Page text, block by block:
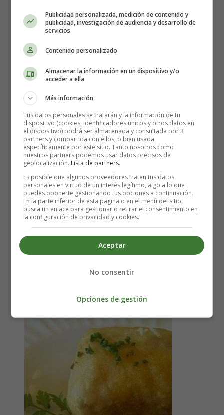
Para este plato vas a necesitar por ración: 100 gramos de
lentejas, 50 gramos dearroz , 1 cuarto decebolla
zanahoriapequeña, agua,aceite de oliva, un diente de
ajoy un poco de sal.
Cuece el arroz en una cazuela con el doble de agua, un
poco de sal y 1 diente de ajo pelado y entero.
Pon las lentejas en una olla, cúbrelas con agua y
sazónalas. Añade la zanahoria cortada en rodajas, la
cebolla en dados y un chorrito de aceite de oliva. Cuece a
Mezcla bien el arroz con las lentejas y listo para comer.
Merluza a la romana con lechuga
Publicidad personalizada, medición de contenido y
publicidad, investigación de audiencia y desarrollo de
servicios
Contenido personalizado
Almacenar la información en un dispositivo y/o
acceder a ella
Más información
Tus datos personales se tratarán y la información de tu
dispositivo (cookies, identificadores únicos y otros datos en
el dispositivo) podrá ser almacenada y consultada por 3
partners y compartida con ellos, o bien usada
específicamente por este sitio. Tanto nosotros como
nuestros partners podemos usar datos precisos de
geolocalización. Lista de partners.
Es posible que algunos proveedores traten tus datos
personales en virtud de un interés legítimo, algo a lo que
puedes oponerte gestionando tus opciones a continuación.
En la parte inferior de esta página o en el menú del sitio,
busca un enlace para gestionar o retirar el consentimiento en
la configuración de privacidad y cookies.
Aceptar
No consentir
Opciones de gestión